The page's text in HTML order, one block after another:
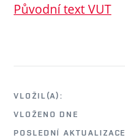
Původní text VUT
VLOŽIL(A):
VLOŽENO DNE
POSLEDNÍ AKTUALIZACE